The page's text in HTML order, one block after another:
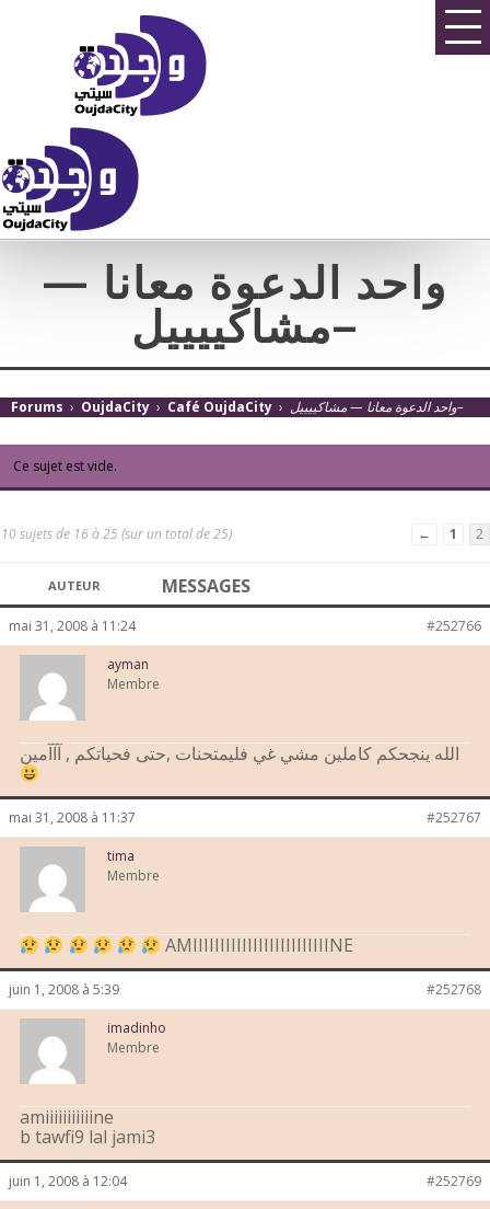
واحد الدعوة معانا —
مشاكييييل–
Forums › OujdaCity › Café OujdaCity › واحد الدعوة معانا — مشاكييييل–
Ce sujet est vide.
10 sujets de 16 à 25 (sur un total de 25) ← 1 2
AUTEUR MESSAGES
mai 31, 2008 à 11:24 #252766
ayman
Membre
الله ينجحكم كاملين مشي غي فليمتحنات ,حتى فحياتكم , آآآمين
mai 31, 2008 à 11:37 #252767
tima
Membre
AMIIIIIIIIIIIIIIIIIIIIIIIIINE
juin 1, 2008 à 5:39 #252768
imadinho
Membre
amiiiiiiiiiiine
b tawfi9 lal jami3
juin 1, 2008 à 12:04 #252769